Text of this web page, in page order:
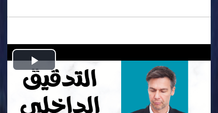
Play
Video